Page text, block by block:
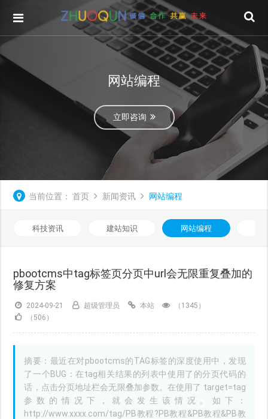
网站编程
立即咨询
当前位置： 首页 新闻资讯 网站编程
科技资讯 建站知识 网站编程
pbootcms中tag标签页分页中url会无限重复叠加的
修复方案
2024-09-21 超级管理员 本站
（1345）
（506）
摘要：最近在对pbootcms的TAG标签的深度使用中，发现
了一个BUG：在tag相关结果的列表中使用了的分页代码的
话，点击分页地址栏会无限叠加参数。在使用了 target=tag
参数的情况下，就会发生该情况。如下：
http://www.xxxx.com/tag/PB教程?PB教程&PB教程&PB教